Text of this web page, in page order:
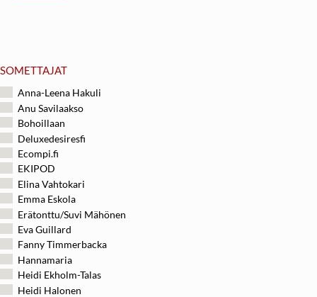
SOMETTAJAT
Anna-Leena Hakuli
Anu Savilaakso
Bohoillaan
Deluxedesiresfi
Ecompi.fi
EKIPOD
Elina Vahtokari
Emma Eskola
Erätonttu/Suvi Mähönen
Eva Guillard
Fanny Timmerbacka
Hannamaria
Heidi Ekholm-Talas
Heidi Halonen